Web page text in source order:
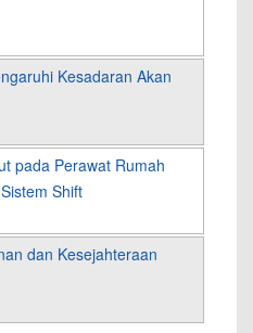
Kesadaran Akan
pada Perawat Rumah
Shift
dan Kesejahteraan